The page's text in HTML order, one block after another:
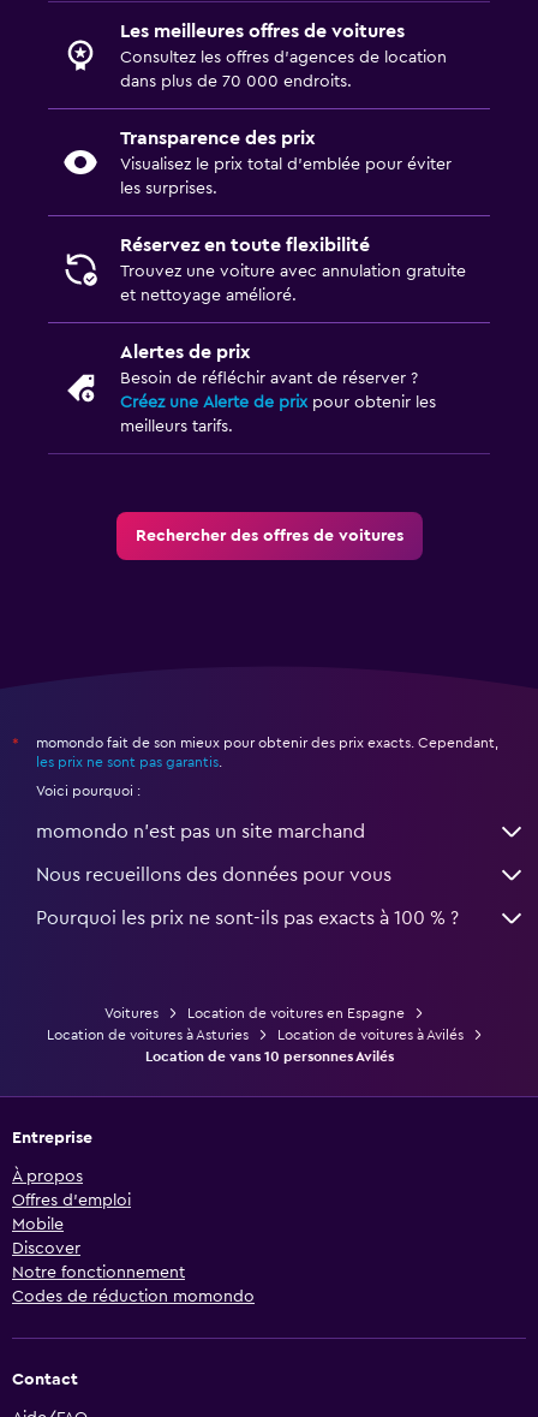
Les meilleures offres de voitures
Consultez les offres d’agences de location
dans plus de 70 000 endroits.
Transparence des prix
Visualisez le prix total d’emblée pour éviter
les surprises.
Réservez en toute flexibilité
Trouvez une voiture avec annulation gratuite
et nettoyage amélioré.
Alertes de prix
Besoin de réfléchir avant de réserver ?
Créez une Alerte de prixpour obtenir les
meilleurs tarifs.
Rechercher des offres de voitures
*
momondo fait de son mieux pour obtenir des prix exacts. Cependant,
les prix ne sont pas garantis.
Voici pourquoi :
momondo n'est pas un site marchand
Nous recueillons des données pour vous
Pourquoi les prix ne sont-ils pas exacts à 100 % ?
Voitures
Location de voitures en Espagne
Location de voitures à Asturies
Location de voitures à Avilés
Location de vans 10 personnes Avilés
Entreprise
À propos
Offres d’emploi
Mobile
Discover
Notre fonctionnement
Codes de réduction momondo
Contact